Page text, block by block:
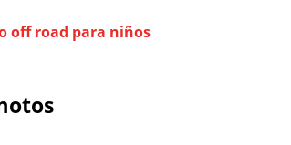
off road para niños